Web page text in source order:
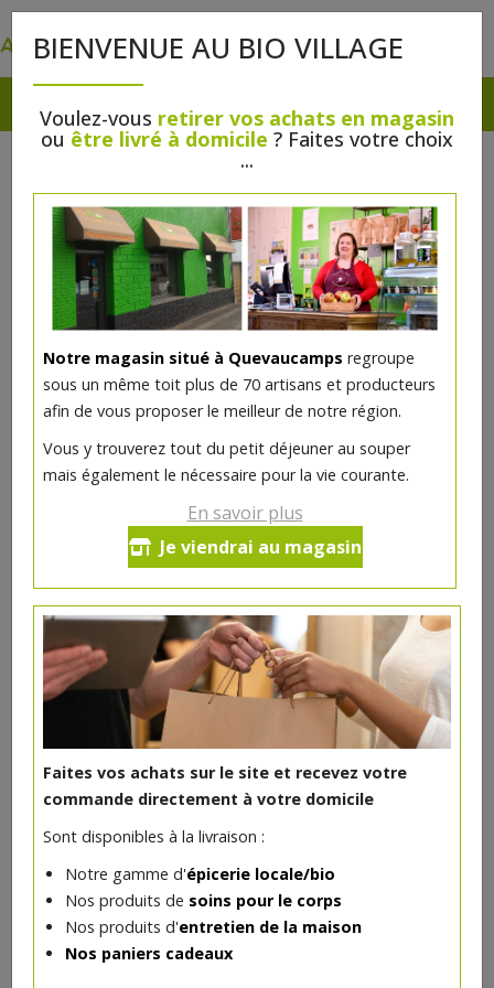
BIENVENUE AU BIO VILLAGE
Voulez-vous retirer vos achats en magasin
ou être livré à domicile ? Faites votre choix
...
Notre magasin situé à Quevaucamps regroupe
sous un même toit plus de 70 artisans et producteurs
afin de vous proposer le meilleur de notre région.
Vous y trouverez tout du petit déjeuner au souper
mais également le nécessaire pour la vie courante.
En savoir plus
Je viendrai au magasin
Faites vos achats sur le site et recevez votre
commande directement à votre domicile
Sont disponibles à la livraison :
Notre gamme d'épicerie locale/bio
Nos produits de soins pour le corps
Nos produits d'entretien de la maison
Nos paniers cadeaux
Moinette bio 33cl
2.49€/pc
Ce produit est indisponible pour le moment.
DANS LA MÊME CATÉGORIE ...
Baraque 33 cl Brasserie du Borinage